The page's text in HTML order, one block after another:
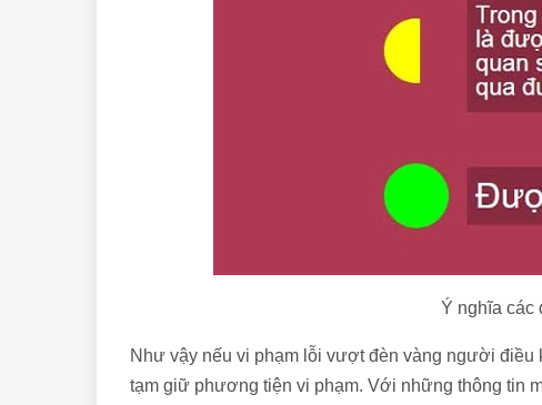
Ý nghĩa các
Như vậy nếu vi phạm lỗi vượt đèn vàng người
tạm giữ phương tiện vi phạm. Với những thông tin